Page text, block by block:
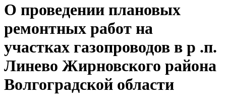
О проведении плановых
ремонтных работ на
участках газопроводов в р .п.
Линево Жирновского района
Волгоградской области